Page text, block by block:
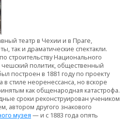
театр в Чехии и в Праге,
так и драматические спектакли.
строительству Национального
чешский политик, общественный
построен в 1881 году по проекту
в стиле неоренессанса, но вскоре
как общенародная катастрофа.
сроки реконструирован учеником
автором другого знакового
музея — и с 1883 года опять